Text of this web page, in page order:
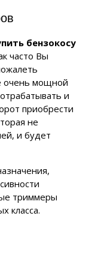
бензокосу
часто Вы
очень мощной
и
приобрести
не
и будет
триммеры
класса.